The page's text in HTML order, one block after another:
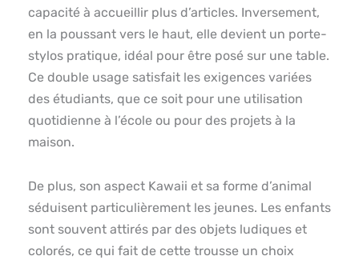
capacité à accueillir plus d’articles. Inversement,
en la poussant vers le haut, elle devient un porte-
stylos pratique, idéal pour être posé sur une table.
Ce double usage satisfait les exigences variées
des étudiants, que ce soit pour une utilisation
quotidienne à l’école ou pour des projets à la
maison.
De plus, son aspect Kawaii et sa forme d’animal
séduisent particulièrement les jeunes. Les enfants
sont souvent attirés par des objets ludiques et
colorés, ce qui fait de cette trousse un choix